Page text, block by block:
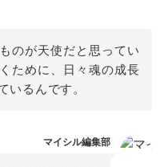
のが天使だと思ってい
ために、日々魂の成長
いるんです。
マイシル編集部